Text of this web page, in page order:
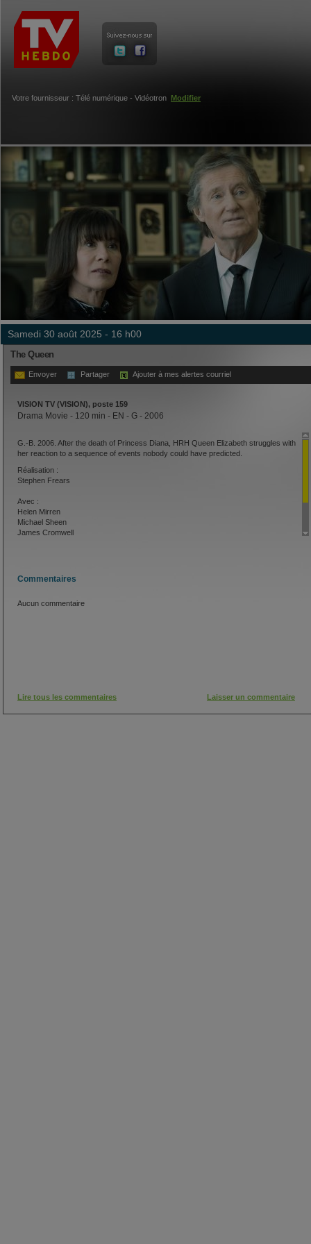
Votre fournisseur : Télé numérique - Vidéotron Modifier
samedi 30 août 2025 - 16 h00
The Queen
Envoyer Partager Ajouter à mes alertes courriel
VISION TV (VISION), poste 159
Drama Movie - 120 min - EN - G - 2006
G.-B. 2006. After the death of Princess Diana, HRH Queen Elizabeth struggles with
her reaction to a sequence of events nobody could have predicted.
Réalisation :
Stephen Frears
Avec :
Helen Mirren
Michael Sheen
James Cromwell
Commentaires
Aucun commentaire
Lire tous les commentaires Laisser un commentaire